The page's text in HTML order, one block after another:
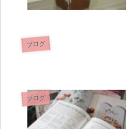
ブログ
ブログ